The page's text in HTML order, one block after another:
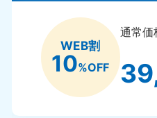
WEB割
10%OFF
通常